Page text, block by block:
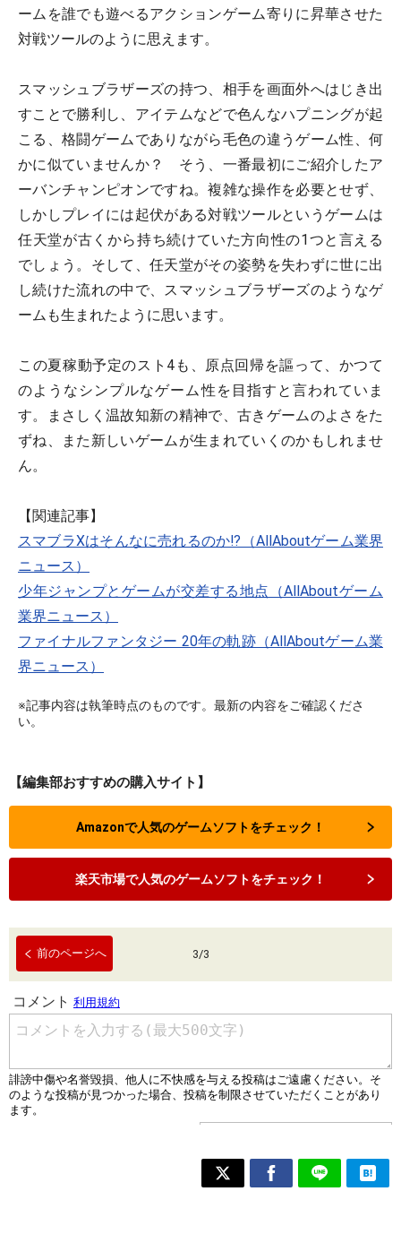
ームを誰でも遊べるアクションゲーム寄りに昇華させた
対戦ツールのように思えます。
スマッシュブラザーズの持つ、相手を画面外へはじき出
すことで勝利し、アイテムなどで色んなハプニングが起
こる、格闘ゲームでありながら毛色の違うゲーム性、何
かに似ていませんか？ そう、一番最初にご紹介したア
ーバンチャンピオンですね。複雑な操作を必要とせず、
しかしプレイには起伏がある対戦ツールというゲームは
任天堂が古くから持ち続けていた方向性の1つと言える
でしょう。そして、任天堂がその姿勢を失わずに世に出
し続けた流れの中で、スマッシュブラザーズのようなゲ
ームも生まれたように思います。
この夏稼動予定のスト4も、原点回帰を謳って、かつて
のようなシンプルなゲーム性を目指すと言われていま
す。まさしく温故知新の精神で、古きゲームのよさをた
ずね、また新しいゲームが生まれていくのかもしれませ
ん。
【関連記事】
スマブラXはそんなに売れるのか!?（AllAboutゲーム業界
ニュース）
少年ジャンプとゲームが交差する地点（AllAboutゲーム
業界ニュース）
ファイナルファンタジー 20年の軌跡（AllAboutゲーム業
界ニュース）
※記事内容は執筆時点のものです。最新の内容をご確認くださ
い。
【編集部おすすめの購入サイト】
Amazonで人気のゲームソフトをチェック！
楽天市場で人気のゲームソフトをチェック！
前のページへ 3/3